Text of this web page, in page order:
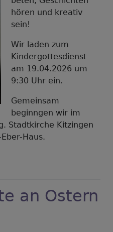
hören und kreativ
sein!
Wir laden zum
Kindergottesdienst
am 19.04.2026 um
9:30 Uhr ein.
Gemeinsam
beginngen wir im
Stadtkirche Kitzingen
Haus.
an Ostern